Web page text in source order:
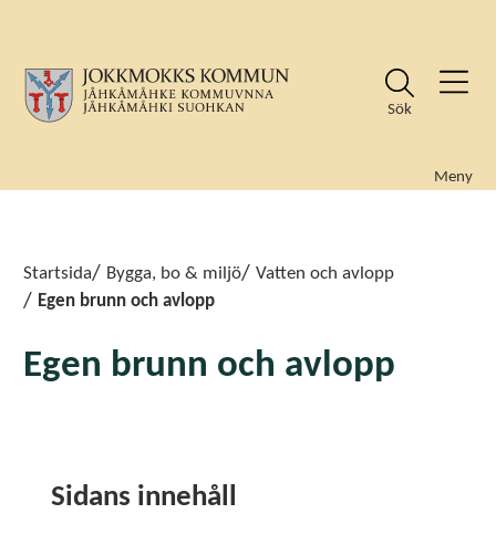
Sök
Meny
Startsida Bygga, bo & miljö
Vatten och avlopp
Egen brunn och avlopp
Egen brunn och avlopp
Sidans innehåll